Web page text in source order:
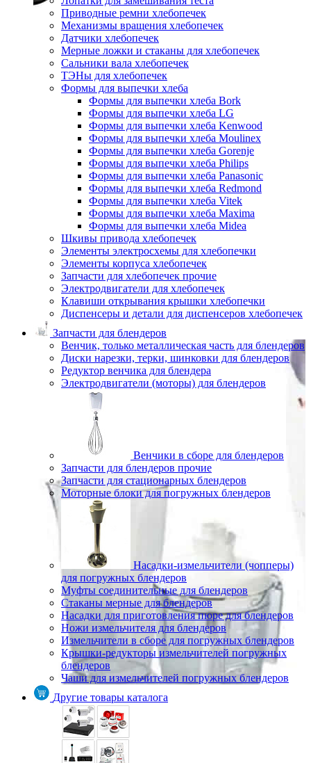
Приводные ремни хлебопечек
Механизмы вращения хлебопечек
Датчики хлебопечек
Мерные ложки и стаканы для хлебопечек
Сальники вала хлебопечек
ТЭНы для хлебопечек
Формы для выпечки хлеба
Формы для выпечки хлеба Bork
Формы для выпечки хлеба LG
Формы для выпечки хлеба Kenwood
Формы для выпечки хлеба Moulinex
Формы для выпечки хлеба Gorenje
Формы для выпечки хлеба Philips
Формы для выпечки хлеба Panasonic
Формы для выпечки хлеба Redmond
Формы для выпечки хлеба Vitek
Формы для выпечки хлеба Maxima
Формы для выпечки хлеба Midea
Шкивы привода хлебопечек
Элементы электросхемы для хлебопечки
Элементы корпуса хлебопечек
Запчасти для хлебопечек прочие
Электродвигатели для хлебопечек
Клавиши открывания крышки хлебопечки
Диспенсеры и детали для диспенсеров хлебопечек
Запчасти для блендеров
Венчик, только металлическая часть для блендеров
Диски нарезки, терки, шинковки для блендеров
Редуктор венчика для блендера
Электродвигатели (моторы) для блендеров
Венчики в сборе для блендеров
Запчасти для блендеров прочие
Запчасти для стационарных блендеров
Моторные блоки для погружных блендеров
Насадки-измельчители (чопперы)
для погружных блендеров
Муфты соединительные для блендеров
Стаканы мерные для блендеров
Насадки для приготовления пюре для блендеров
Ножи измельчителя для блендеров
Измельчители в сборе для погружных блендеров
Крышки-редукторы измельчителей погружных
блендеров
Чаши для измельчителей погружных блендеров
Другие товары каталога